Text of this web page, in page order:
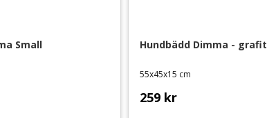
Small Hundbädd Dimma - grafit
55x45x15 cm
259 kr